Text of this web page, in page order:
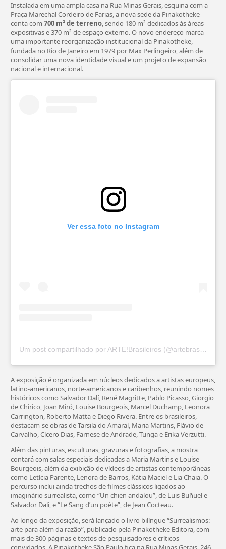
Instalada em uma ampla casa na Rua Minas Gerais, esquina com a
Praça Marechal Cordeiro de Farias, a nova sede da Pinakotheke
conta com 700 m² de terreno, sendo 180 m² dedicados às áreas
expositivas e 370 m² de espaço externo. O novo endereço marca
uma importante reorganização institucional da Pinakotheke,
fundada no Rio de Janeiro em 1979 por Max Perlingeiro, além de
consolidar uma nova identidade visual e um projeto de expansão
nacional e internacional.
Ver essa foto no Instagram
Um post compartilhado por ARTE!Brasileiros (@artebrasileiros)
A exposição é organizada em núcleos dedicados a artistas europeus,
latino-americanos, norte-americanos e caribenhos, reunindo nomes
históricos como Salvador Dalí, René Magritte, Pablo Picasso, Giorgio
de Chirico, Joan Miró, Louise Bourgeois, Marcel Duchamp, Leonora
Carrington, Roberto Matta e Diego Rivera. Entre os brasileiros,
destacam-se obras de Tarsila do Amaral, Maria Martins, Flávio de
Carvalho, Cícero Dias, Farnese de Andrade, Tunga e Erika Verzutti.
Além das pinturas, esculturas, gravuras e fotografias, a mostra
contará com salas especiais dedicadas a Maria Martins e Louise
Bourgeois, além da exibição de vídeos de artistas contemporâneas
como Letícia Parente, Lenora de Barros, Kátia Maciel e Lia Chaia. O
percurso inclui ainda trechos de filmes clássicos ligados ao
imaginário surrealista, como “Un chien andalou”, de Luis Buñuel e
Salvador Dalí, e “Le Sang d’un poète”, de Jean Cocteau.
Ao longo da exposição, será lançado o livro bilíngue “Surrealismos:
arte para além da razão”, publicado pela Pinakotheke Editora, com
mais de 300 páginas e textos de pesquisadores e críticos